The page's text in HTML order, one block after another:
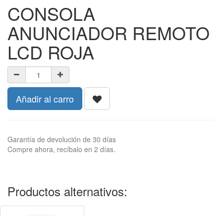
CONSOLA
ANUNCIADOR REMOTO
LCD ROJA
Añadir al carro
Garantía de devolución de 30 días
Compre ahora, recíbalo en 2 días.
Productos alternativos: